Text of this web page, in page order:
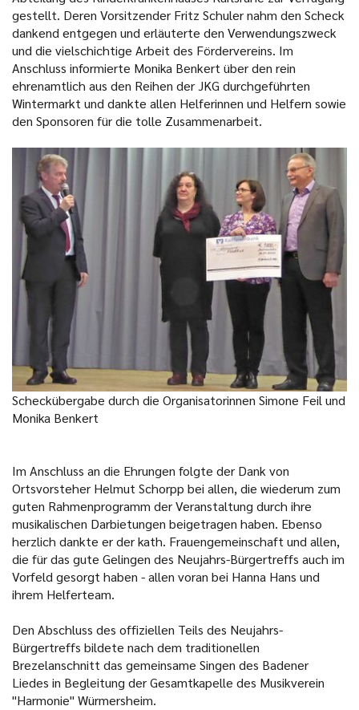
gestellt. Deren Vorsitzender Fritz Schuler nahm den Scheck
dankend entgegen und erläuterte den Verwendungszweck
und die vielschichtige Arbeit des Fördervereins. Im
Anschluss informierte Monika Benkert über den rein
ehrenamtlich aus den Reihen der JKG durchgeführten
Wintermarkt und dankte allen Helferinnen und Helfern sowie
den Sponsoren für die tolle Zusammenarbeit.
Scheckübergabe durch die Organisatorinnen Simone Feil und
Monika Benkert
Im Anschluss an die Ehrungen folgte der Dank von
Ortsvorsteher Helmut Schorpp bei allen, die wiederum zum
guten Rahmenprogramm der Veranstaltung durch ihre
musikalischen Darbietungen beigetragen haben. Ebenso
herzlich dankte er der kath. Frauengemeinschaft und allen,
die für das gute Gelingen des Neujahrs-Bürgertreffs auch im
Vorfeld gesorgt haben - allen voran bei Hanna Hans und
ihrem Helferteam.
Den Abschluss des offiziellen Teils des Neujahrs-
Bürgertreffs bildete nach dem traditionellen
Brezelanschnitt das gemeinsame Singen des Badener
Liedes in Begleitung der Gesamtkapelle des Musikverein
"Harmonie" Würmersheim.